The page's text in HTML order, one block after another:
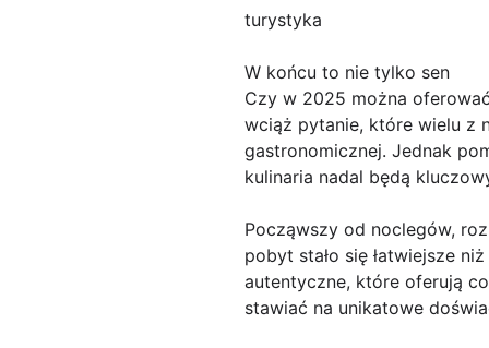
turystyka
W końcu to nie tylko sen
Czy w 2025 można
wciąż pytanie, które wielu z
gastronomicznej. Jednak
kulinaria nadal będą
Począwszy od noclegów,
pobyt stało się łatwiejsze
autentyczne, które oferują
stawiać na unikatowe